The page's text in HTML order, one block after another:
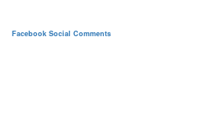
Facebook Social Comments